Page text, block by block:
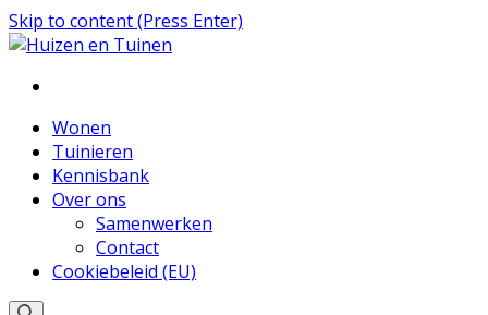
Skip to content (Press Enter)
Huizen en Tuinen
Inspiratie voor wonen en tuinieren
Wonen
Tuinieren
Kennisbank
Over ons
Samenwerken
Contact
Cookiebeleid (EU)